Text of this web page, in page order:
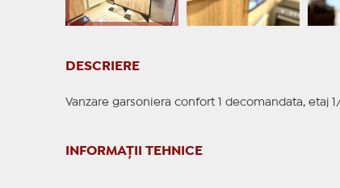
DESCRIERE
Vanzare garsoniera confort 1 decomandata, etaj
INFORMAȚII TEHNICE